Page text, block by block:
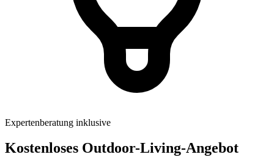
Expertenberatung inklusive
Kostenloses Outdoor-Living-Angebot